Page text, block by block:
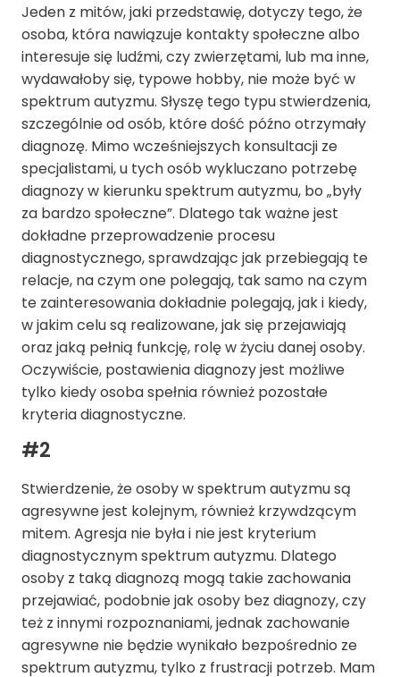
Jeden z mitów, jaki przedstawię, dotyczy tego, że
osoba, która nawiązuje kontakty społeczne albo
interesuje się ludźmi, czy zwierzętami, lub ma inne,
wydawałoby się, typowe hobby, nie może być w
spektrum autyzmu. Słyszę tego typu stwierdzenia,
szczególnie od osób, które dość późno otrzymały
diagnozę. Mimo wcześniejszych konsultacji ze
specjalistami, u tych osób wykluczano potrzebę
diagnozy w kierunku spektrum autyzmu, bo „były
za bardzo społeczne”. Dlatego tak ważne jest
dokładne przeprowadzenie procesu
diagnostycznego, sprawdzając jak przebiegają te
relacje, na czym one polegają, tak samo na czym
te zainteresowania dokładnie polegają, jak i kiedy,
w jakim celu są realizowane, jak się przejawiają
oraz jaką pełnią funkcję, rolę w życiu danej osoby.
Oczywiście, postawienia diagnozy jest możliwe
tylko kiedy osoba spełnia również pozostałe
kryteria diagnostyczne.
#2
Stwierdzenie, że osoby w spektrum autyzmu są
agresywne jest kolejnym, również krzywdzącym
mitem. Agresja nie była i nie jest kryterium
diagnostycznym spektrum autyzmu. Dlatego
osoby z taką diagnozą mogą takie zachowania
przejawiać, podobnie jak osoby bez diagnozy, czy
też z innymi rozpoznaniami, jednak zachowanie
agresywne nie będzie wynikało bezpośrednio ze
spektrum autyzmu, tylko z frustracji potrzeb. Mam